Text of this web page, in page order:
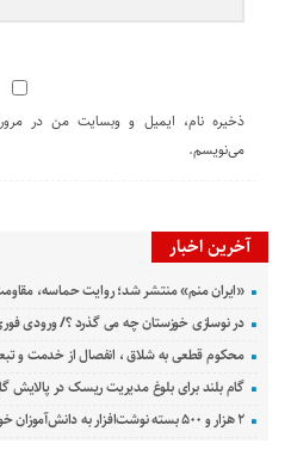
ذخیره نام، ایمیل و وبسایت من در
می‌نویسم.
آخرین اخبار
«ایران منم» منتشر شد؛ روایت حماسه،
در نوسازی خوزستان چه می گذرد ؟/ ورودی
محکوم قطعی به شلاق ، انفصال از خدمت و
گام بلند برای بلوغ مدیریت ریسک در پالایش
۲ هزار و ۵۰۰ بسته نوشت‌افزار به دانش‌آموزان خوزستان رسید